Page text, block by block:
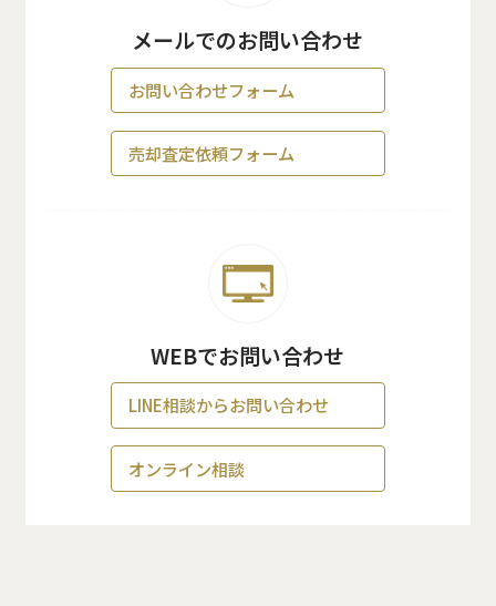
メールでのお問い合わせ
お問い合わせフォーム
売却査定依頼フォーム
WEBでお問い合わせ
LINE相談からお問い合わせ
オンライン相談